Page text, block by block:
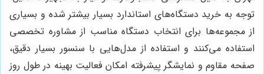
توجه به خرید دستگاه‌های استاندارد بسیار بیشتر شده و بسیاری
از مجموعه‌ها برای انتخاب دستگاه مناسب از مشاوره تخصصی
استفاده می‌کنند و استفاده از مدل‌هایی با سنسور بسیار دقیق،
صفحه مقاوم و نمایشگر پیشرفته امکان فعالیت بهینه در طول روز